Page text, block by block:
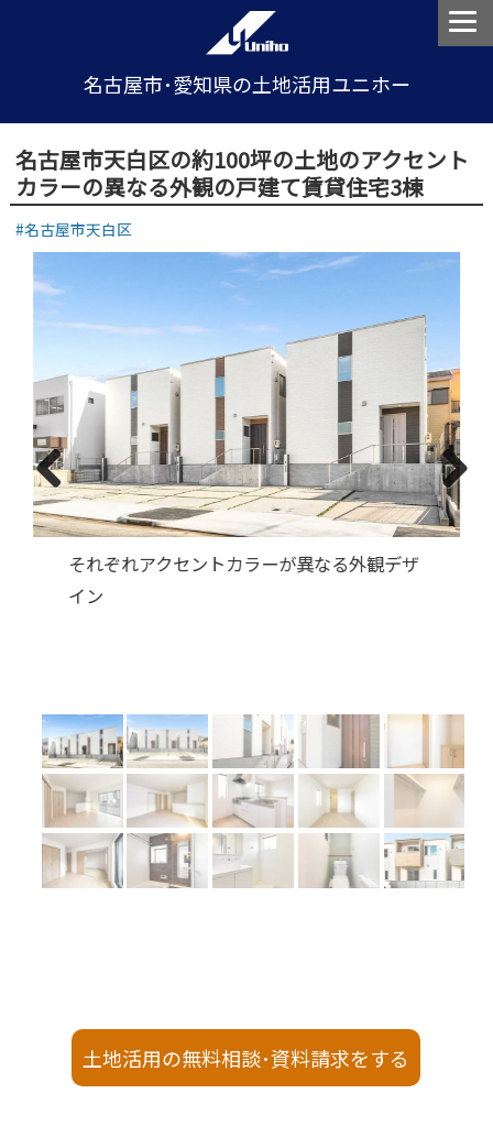
名古屋市･愛知県の土地活用ユニホー
名古屋市天白区の約100坪の土地のアクセント
カラーの異なる外観の戸建て賃貸住宅3棟
名古屋市天白区
駐車場よりも高い位置に建物があります。
Previous Next
土地活用の無料相談･資料請求をする